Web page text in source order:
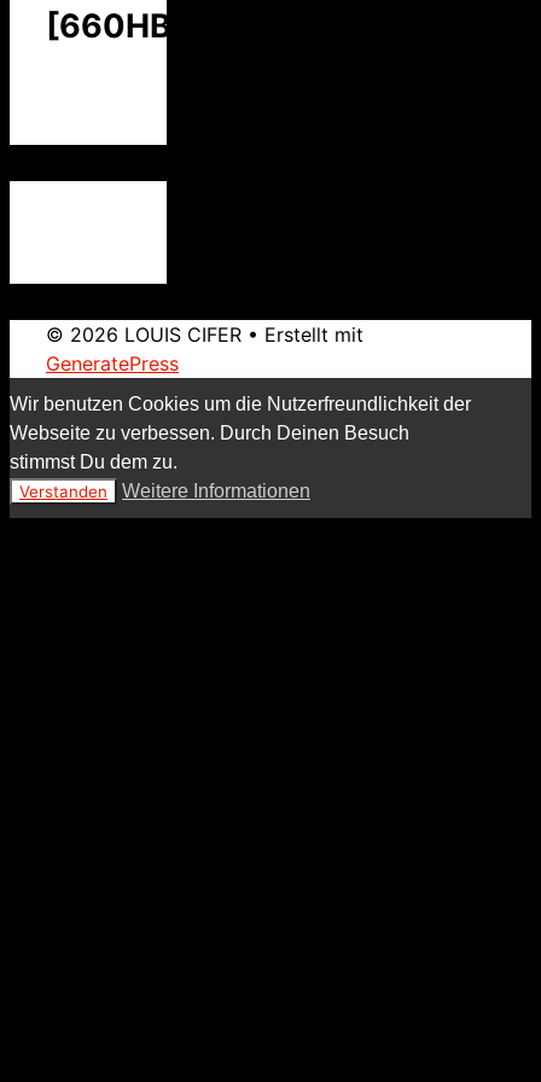
[660HBC]
© 2026 LOUIS CIFER • Erstellt mit
GeneratePress
Wir benutzen Cookies um die Nutzerfreundlichkeit der
Webseite zu verbessen. Durch Deinen Besuch
stimmst Du dem zu.
Verstanden Weitere Informationen